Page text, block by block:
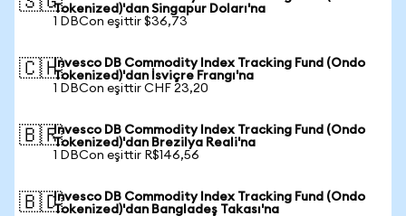
Tokenized)'dan Singapur Doları'na
1 DBCon eşittir $36,73
🇨🇭Invesco DB Commodity Index Tracking Fund (Ondo
Tokenized)'dan İsviçre Frangı'na
1 DBCon eşittir CHF 23,20
🇧🇷Invesco DB Commodity Index Tracking Fund (Ondo
Tokenized)'dan Brezilya Reali'na
1 DBCon eşittir R$146,56
🇧🇩Invesco DB Commodity Index Tracking Fund (Ondo
Tokenized)'dan Bangladeş Takası'na